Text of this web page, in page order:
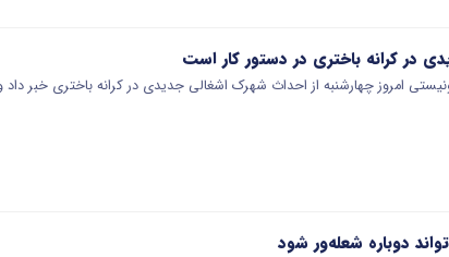
در کرانه باختری در دستور کار است
امروز چهارشنبه از احداث شهرک اشغالی جدیدی در کرانه باختری خبر داد
دوباره شعله‌ور شود